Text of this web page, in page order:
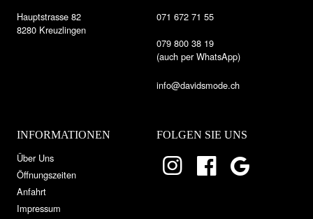
Hauptstrasse 82
8280 Kreuzlingen
071 672 71 55
079 800 38 19
(auch per WhatsApp)
info@davidsmode.ch
INFORMATIONEN
Über Uns
Öffnungszeiten
Anfahrt
Impressum
FOLGEN SIE UNS